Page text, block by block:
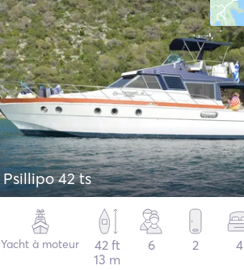
Psillipo 42 ts
Yacht à moteur
42 ft
13 m
6 2 4